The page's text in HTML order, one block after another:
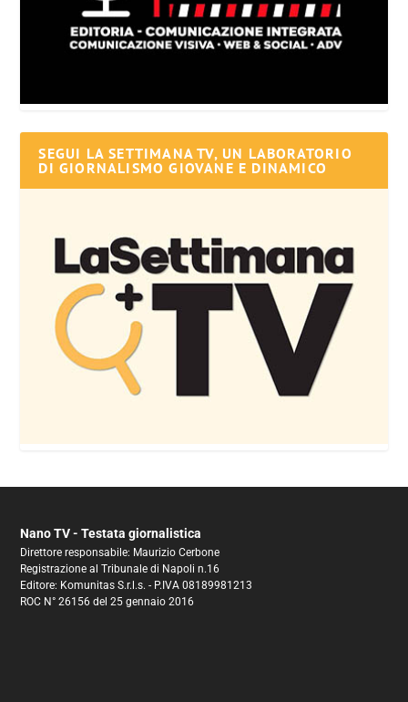
SEGUI LA SETTIMANA TV, UN LABORATORIO
DI GIORNALISMO GIOVANE E DINAMICO
Nano TV - Testata giornalistica
Direttore responsabile: Maurizio Cerbone
Registrazione al Tribunale di Napoli n.16
Editore: Komunitas S.r.l.s. - P.IVA 08189981213
ROC N° 26156 del 25 gennaio 2016